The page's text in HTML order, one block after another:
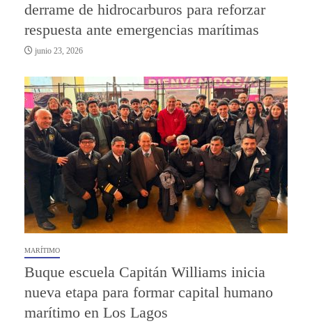
derrame de hidrocarburos para reforzar
respuesta ante emergencias marítimas
junio 23, 2026
MARÍTIMO
Buque escuela Capitán Williams inicia
nueva etapa para formar capital humano
marítimo en Los Lagos